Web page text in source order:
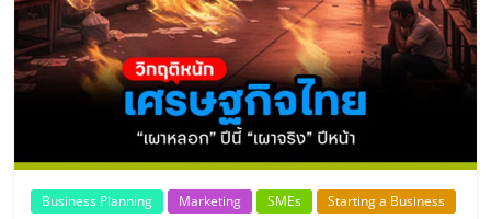
ประเทศไทย,
ThaiSMEsCenter,
รวม
Business Planning Marketing SMEs Starting a Business